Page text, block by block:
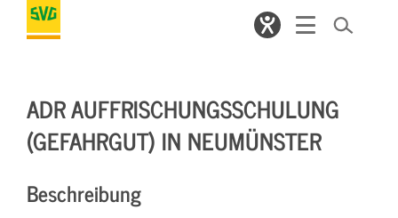
ADR AUFFRISCHUNGSSCHULUNG
(GEFAHRGUT) IN NEUMÜNSTER
Beschreibung